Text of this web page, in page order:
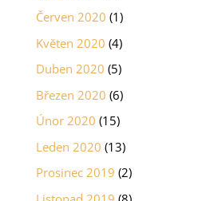
Červen 2020 (1)
Květen 2020 (4)
Duben 2020 (5)
Březen 2020 (6)
Únor 2020 (15)
Leden 2020 (13)
Prosinec 2019 (2)